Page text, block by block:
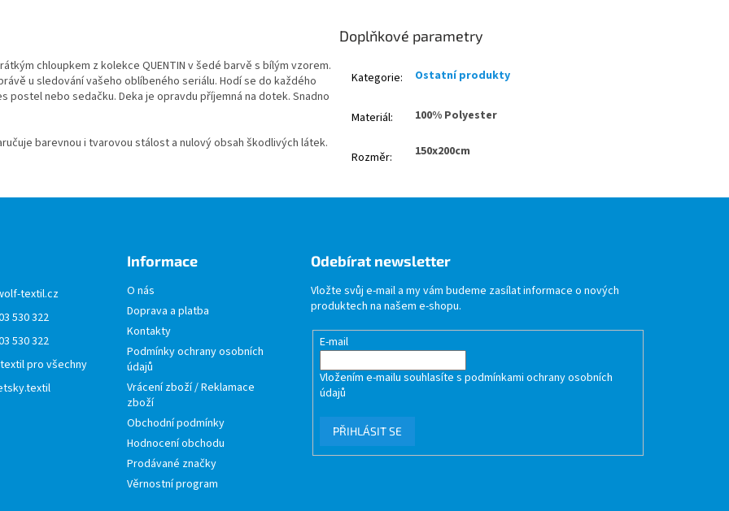
chloupkem z kolekce QUENTIN v šedé barvě s bílým vzorem.
u sledování vašeho oblíbeného seriálu. Hodí se do každého
nebo sedačku. Deka je opravdu příjemná na dotek. Snadno
barevnou i tvarovou stálost a nulový obsah škodlivých látek.
Doplňkové parametry
Kategorie: Ostatní produkty
Materiál: 100% Polyester
Rozměr: 150x200cm
textil.cz
530 322
530 322
pro všechny
Informace
O nás
Doprava a platba
Kontakty
Podmínky ochrany osobních
údajů
Vrácení zboží / Reklamace
zboží
Obchodní podmínky
Hodnocení obchodu
Prodávané značky
Věrnostní program
Odebírat newsletter
Vložte svůj e-mail a my vám budeme zasílat informace o nových
produktech na našem e-shopu.
E-mail
Vložením e-mailu souhlasíte spodmínkami ochrany osobních
údajů
PŘIHLÁSIT SE